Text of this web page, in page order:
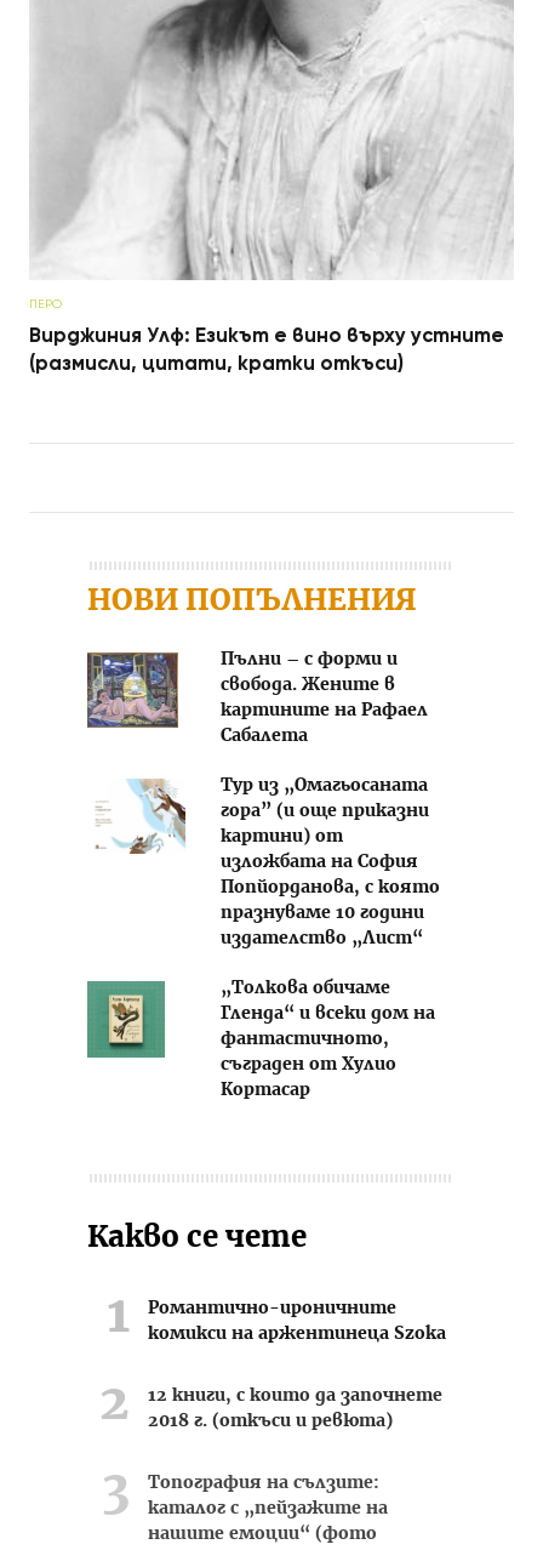
ПЕРО
Вирджиния Улф: Езикът е вино върху устните
(размисли, цитати, кратки откъси)
НОВИ ПОПЪЛНЕНИЯ
Пълни – с форми и
свобода. Жените в
картините на Рафаел
Сабалета
Тур из „Омагьосаната
гора” (и още приказни
картини) от
изложбата на София
Попйорданова, с която
празнуваме 10 години
издателство „Лист“
„Толкова обичаме
Гленда“ и всеки дом на
фантастичното,
съграден от Хулио
Кортасар
Какво се чете
Романтично-ироничните
комикси на аржентинеца Szoka
12 книги, с които да започнете
2018 г. (откъси и ревюта)
Топография на сълзите:
каталог с „пейзажите на
нашите емоции“ (фото